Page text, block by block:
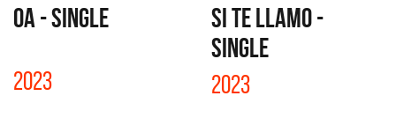
OA - SINGLE
2023
SI TE LLAMO -
SINGLE
2023